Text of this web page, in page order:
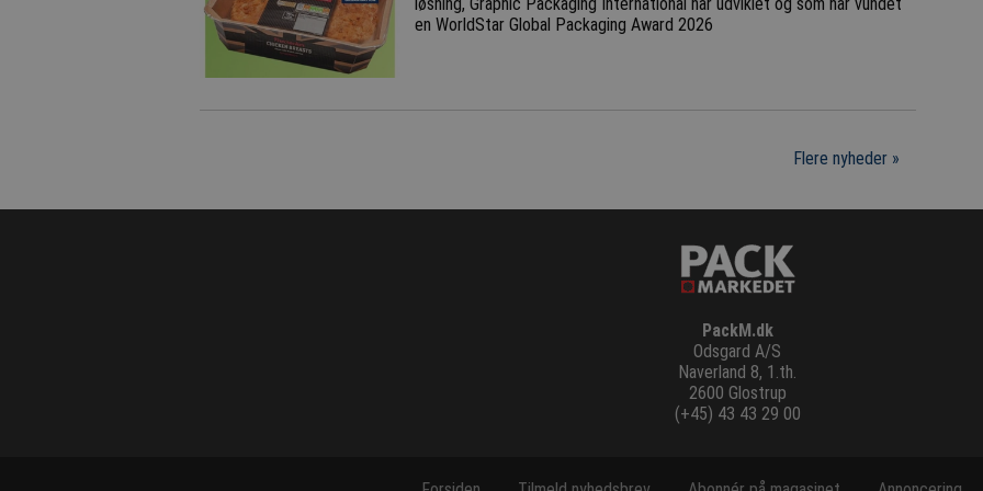
en WorldStar Global Packaging Award 2026
Flere nyheder »
PackM.dk
Odsgard A/S
Naverland 8, 1.th.
2600 Glostrup
(+45) 43 43 29 00